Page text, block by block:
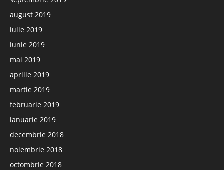
august 2019
iulie 2019
iunie 2019
mai 2019
aprilie 2019
martie 2019
februarie 2019
ianuarie 2019
decembrie 2018
noiembrie 2018
octombrie 2018